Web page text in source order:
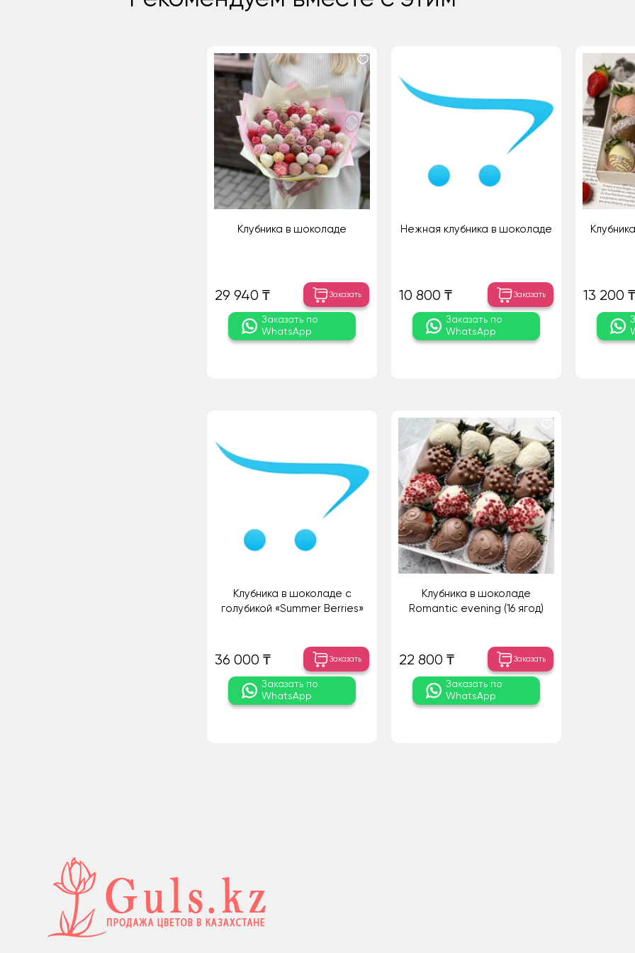
Клубника в шоколаде
29 940 ₸ Заказать
Заказать по
WhatsApp
Нежная клубника в шоколаде
10 800 ₸ Заказать
Заказать по
WhatsApp
13 200 ₸
Клубника в шоколаде с
голубикой «Summer Berries»
36 000 ₸ Заказать
Заказать по
WhatsApp
Клубника в шоколаде
Romantic evening (16 ягод)
22 800 ₸ Заказать
Заказать по
WhatsApp